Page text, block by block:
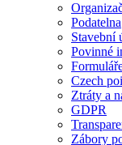
Podatelna
Stavební
Povinné
Czech
Ztráty a
GDPR
Zábory